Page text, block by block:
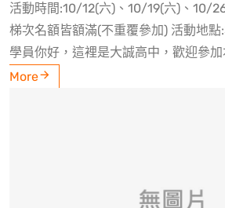
活動時間:10/12(六)、10/19(六)、10/
梯次名額皆額滿(不重覆參加) 活動地
學員你好，這裡是大誠高中，歡迎參
More